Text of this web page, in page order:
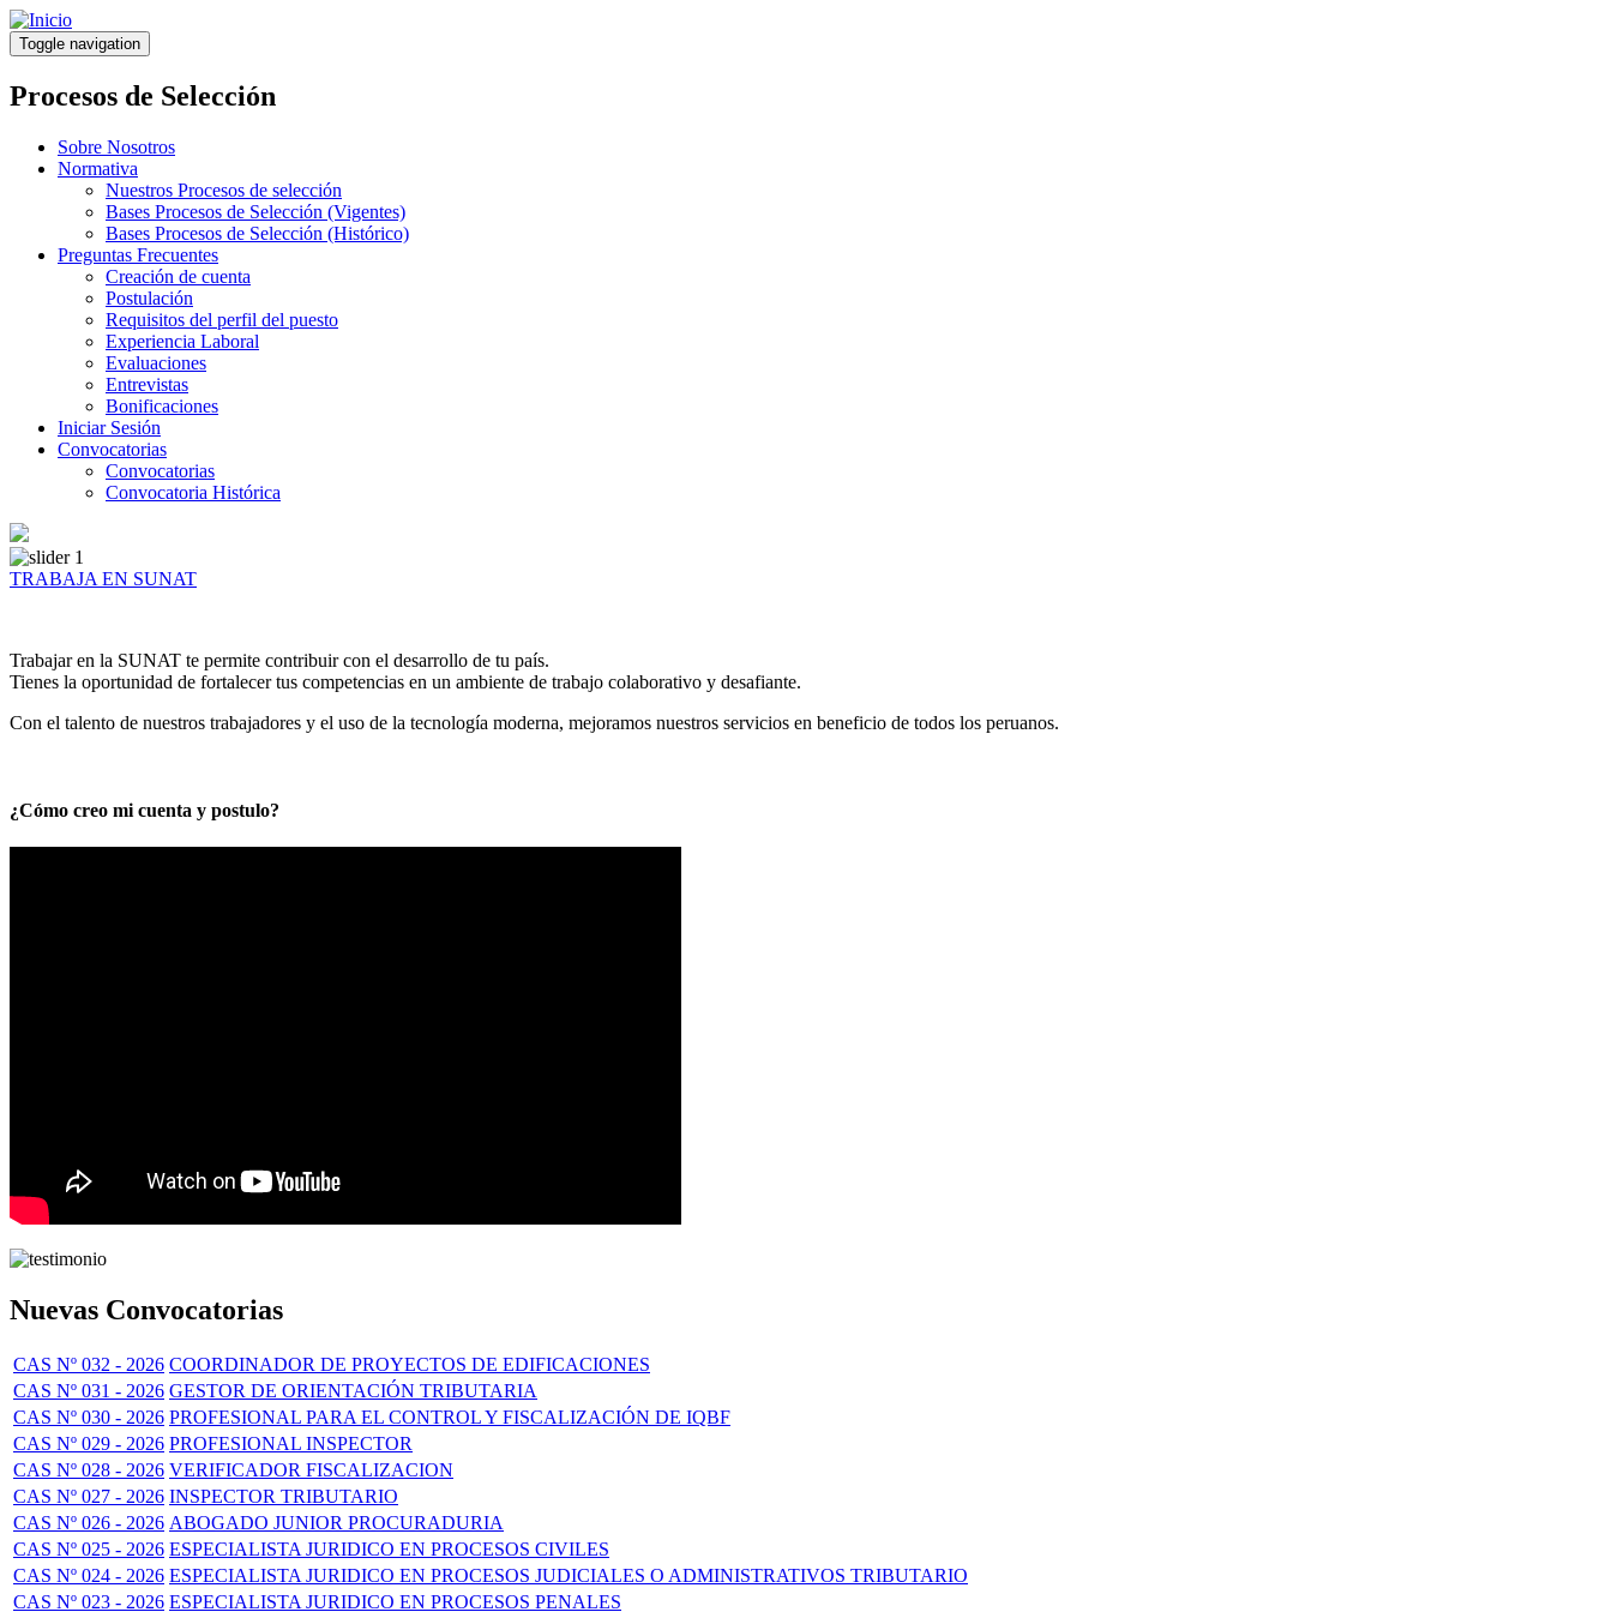
Pasar
al
contenido
principal
Toggle navigation
Procesos de Selección
Sobre Nosotros
Normativa
Nuestros Procesos de selección
Bases Procesos de Selección (Vigentes)
Bases Procesos de Selección (Histórico)
Preguntas Frecuentes
Creación de cuenta
Postulación
Requisitos del perfil del puesto
Experiencia Laboral
Evaluaciones
Entrevistas
Bonificaciones
Iniciar Sesión
Convocatorias
Convocatorias
Convocatoria Histórica
TRABAJA EN SUNAT
Trabajar en la SUNAT te permite contribuir con el desarrollo de tu país.
Tienes la oportunidad de fortalecer tus competencias en un ambiente de trabajo colaborativo y desafiante.
Con el talento de nuestros trabajadores y el uso de la tecnología moderna, mejoramos nuestros servicios en beneficio de todos los peruanos.
¿Cómo creo mi cuenta y postulo?
Nuevas Convocatorias
CAS Nº 032 - 2026 COORDINADOR DE PROYECTOS DE EDIFICACIONES
CAS Nº 031 - 2026 GESTOR DE ORIENTACIÓN TRIBUTARIA
CAS Nº 030 - 2026 PROFESIONAL PARA EL CONTROL Y FISCALIZACIÓN DE IQBF
CAS Nº 029 - 2026 PROFESIONAL INSPECTOR
CAS Nº 028 - 2026 VERIFICADOR FISCALIZACION
CAS Nº 027 - 2026 INSPECTOR TRIBUTARIO
CAS Nº 026 - 2026 ABOGADO JUNIOR PROCURADURIA
CAS Nº 025 - 2026 ESPECIALISTA JURIDICO EN PROCESOS CIVILES
CAS Nº 024 - 2026 ESPECIALISTA JURIDICO EN PROCESOS JUDICIALES O ADMINISTRATIVOS TRIBUTARIO
CAS Nº 023 - 2026 ESPECIALISTA JURIDICO EN PROCESOS PENALES